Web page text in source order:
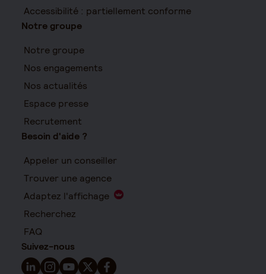
Accessibilité : partiellement conforme
Notre groupe
Notre groupe
Nos engagements
Nos actualités
Espace presse
Recrutement
Besoin d'aide ?
Appeler un conseiller
Trouver une agence
Adaptez l'affichage
Recherchez
FAQ
Suivez-nous
Suivez-nous sur LinkedIn - Nouvelle fenêtre
Suivez-nous sur Instagram - Nouvelle fenêtre
Suivez-nous sur YouTube - Nouvelle fenêtre
Suivez-nous sur X - Nouvelle fenêtre
Suivez-nous sur Facebook - Nouvelle